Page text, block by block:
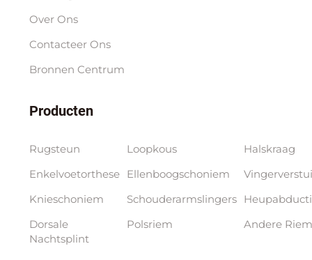
Over Ons
Contacteer Ons
Bronnen Centrum
Producten
Rugsteun
Enkelvoetorthese
Knieschoniem
Dorsale
Nachtsplint
Loopkous
Ellenboogschoniem
Schouderarmslingers
Polsriem
Halskraag
Andere